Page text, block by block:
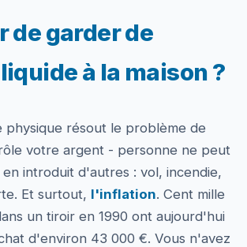
de garder de
à la maison ?
physique résout le problème de
votre argent - personne ne peut
en introduit d'autres : vol, incendie,
Et surtout, l'inflation. Cent mille
un tiroir en 1990 ont aujourd'hui
d'environ 43 000 €. Vous n'avez